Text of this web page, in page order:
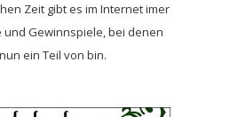
Zeit gibt es im Internet imer
und Gewinnspiele, bei denen
ein Teil von bin.